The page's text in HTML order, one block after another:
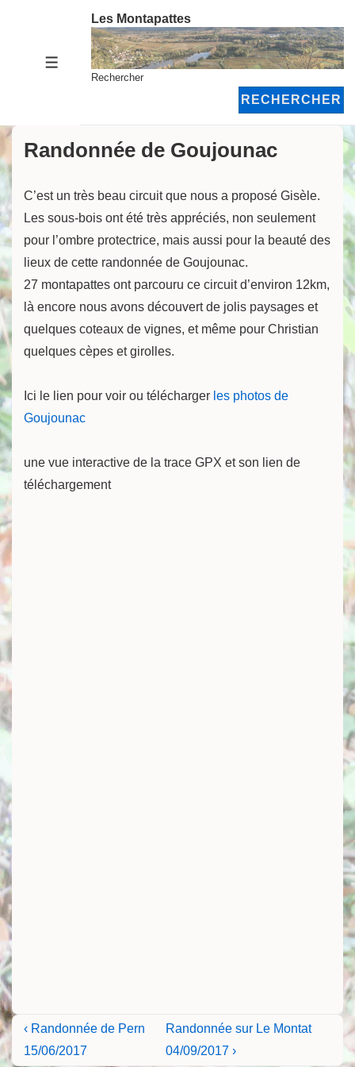
MENU
Les Montapattes
Rechercher
RECHERCHER
Randonnée de Goujounac
C’est un très beau circuit que nous a proposé Gisèle.
Les sous-bois ont été très appréciés, non seulement
pour l’ombre protectrice, mais aussi pour la beauté des
lieux de cette randonnée de Goujounac.
27 montapattes ont parcouru ce circuit d’environ 12km,
là encore nous avons découvert de jolis paysages et
quelques coteaux de vignes, et même pour Christian
quelques cèpes et girolles.
Ici le lien pour voir ou télécharger les photos de
Goujounac
une vue interactive de la trace GPX et son lien de
téléchargement
Navigation
de
Previous
Post
‹ Randonnée de Pern
15/06/2017
Next
Post
Randonnée sur Le Montat
04/09/2017 ›